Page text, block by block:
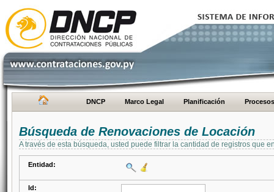
DNCP Marco Legal Planificación Procesos
Búsqueda de Renovaciones de Locación
A través de esta búsqueda, usted puede filtrar la cantidad de registros que
Entidad:
Id: